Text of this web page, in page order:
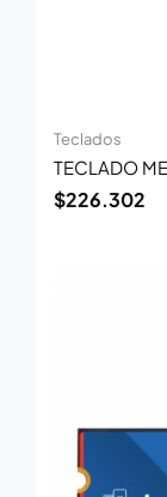
Teclados
TECLADO
$226.302